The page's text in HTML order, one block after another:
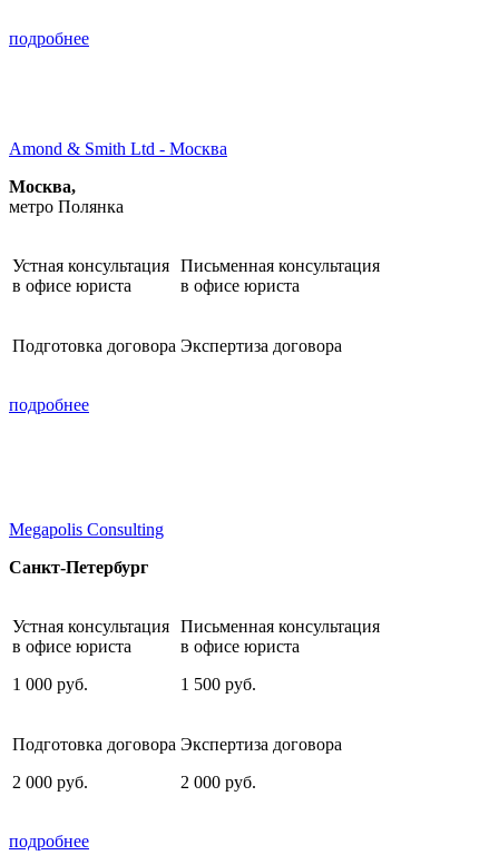
подробнее
Amond & Smith Ltd - Москва
Москва,
метро Полянка
Устная консультация
в офисе юриста
Письменная консультация
в офисе юриста
Подготовка договора Экспертиза договора
подробнее
Megapolis Consulting
Санкт-Петербург
Устная консультация
в офисе юриста
1 000 руб.
Письменная консультация
в офисе юриста
1 500 руб.
Подготовка договора
2 000 руб.
Экспертиза договора
2 000 руб.
подробнее